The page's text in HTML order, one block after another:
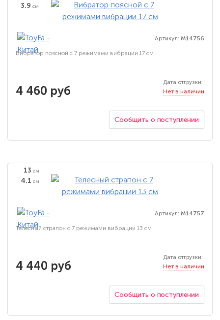
3.9 см
Артикул: M14756
Вибратор поясной с 7 режимами вибрации 17 см
4 460 руб
Дата отгрузки:
Нет в наличии
Сообщить о поступлении
13 см
4.1 см
Артикул: M14757
Телесный страпон с 7 режимами вибрации 13 см
4 440 руб
Дата отгрузки:
Нет в наличии
Сообщить о поступлении